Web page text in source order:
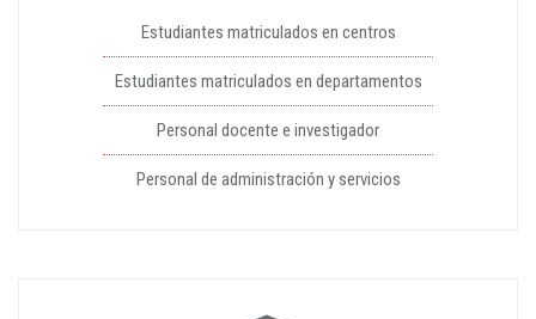
Estudiantes matriculados en centros
Estudiantes matriculados en departamentos
Personal docente e investigador
Personal de administración y servicios